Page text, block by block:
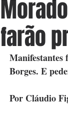
farão
Manifestantes
Borges. E
Por Cláudio